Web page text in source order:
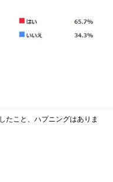
たこと、ハプニングはありま